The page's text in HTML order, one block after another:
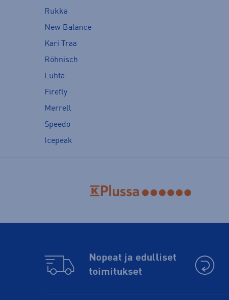
Rukka
New Balance
Kari Traa
Röhnisch
Luhta
Firefly
Merrell
Speedo
Icepeak
Nopeat ja edulliset
toimitukset